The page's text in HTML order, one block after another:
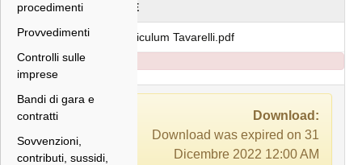
procedimenti
Provvedimenti
Controlli sulle
imprese
Bandi di gara e
contratti
Sovvenzioni,
contributi, sussidi,
FILE
Curriculum Tavarelli.pdf
Download:
Download was expired on 31
Dicembre 2022 12:00 AM